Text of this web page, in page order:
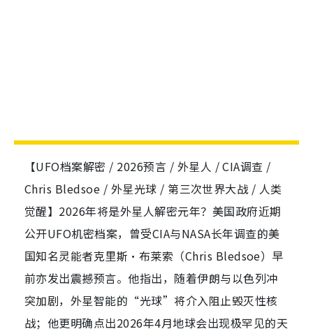
【UFO档案解密 / 2026预言 / 外星人 / CIA调查 /
Chris Bledsoe / 外星光球 / 第三次世界大战 / 人类
觉醒】2026年将是外星人解密元年？美国政府近期
公开UFO机密档案，曾受CIA与NASA长年调查的美
国知名灵能者克里斯·布莱索（Chris Bledsoe）早
前亦发出震撼预言。他指出，随着伊朗与以色列冲
突加剧，外星智能的“光球”将介入阻止毁灭性核
战；他更明确点出2026年4月地球会出现极罕见的天